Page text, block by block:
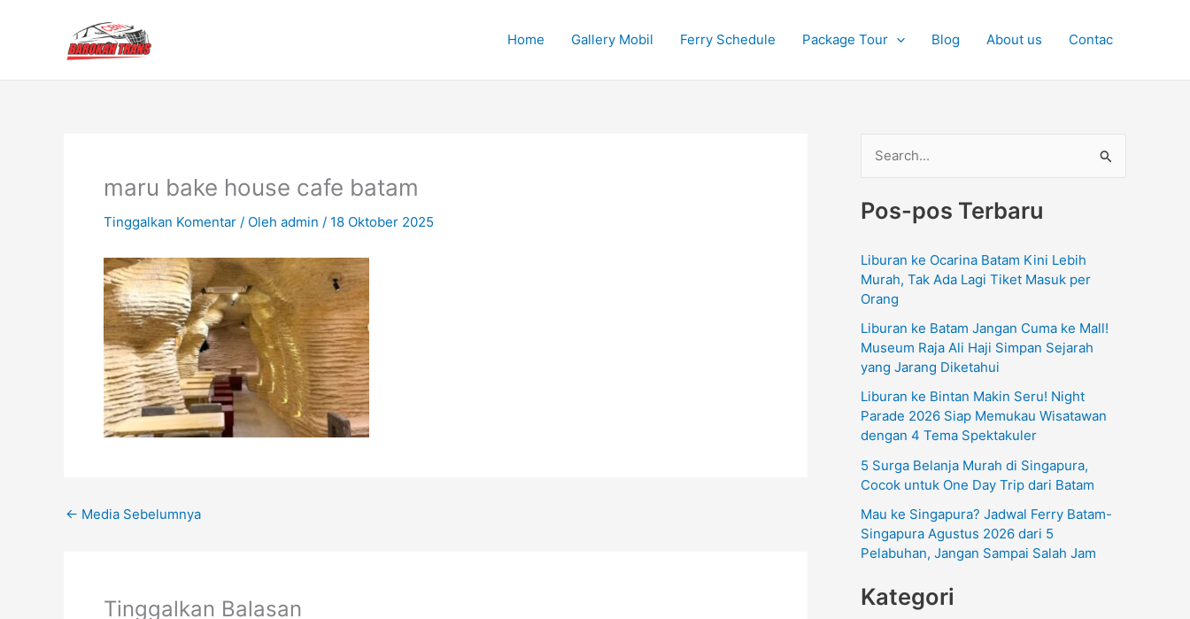
Home Gallery Mobil Ferry Schedule Package Tour Blog About us Contac
maru bake house cafe batam
Tinggalkan Komentar / Oleh admin / 18 Oktober 2025
← Media Sebelumnya
Tinggalkan Balasan
u
n
u
k
:
Pos-pos Terbaru
Liburan ke Ocarina Batam Kini Lebih
Murah, Tak Ada Lagi Tiket Masuk per
Orang
Liburan ke Batam Jangan Cuma ke Mall!
Museum Raja Ali Haji Simpan Sejarah
yang Jarang Diketahui
Liburan ke Bintan Makin Seru! Night
Parade 2026 Siap Memukau Wisatawan
dengan 4 Tema Spektakuler
5 Surga Belanja Murah di Singapura,
Cocok untuk One Day Trip dari Batam
Mau ke Singapura? Jadwal Ferry Batam-
Singapura Agustus 2026 dari 5
Pelabuhan, Jangan Sampai Salah Jam
Kategori